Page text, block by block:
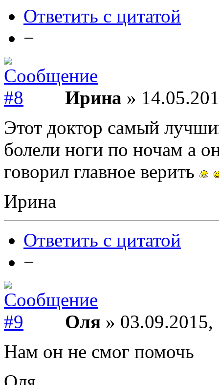
Ответить с цитатой
−
Ирина »
Этот доктор самый
болели ноги по ночам а
говорил главное верить
Ирина
Ответить с цитатой
−
Оля » 03.09.2015,
Нам он не смог помочь